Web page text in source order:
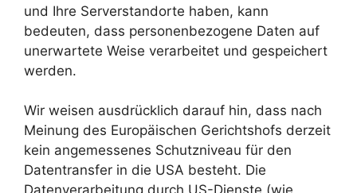
und Ihre Serverstandorte haben, kann
bedeuten, dass personenbezogene Daten auf
unerwartete Weise verarbeitet und gespeichert
werden.
Wir weisen ausdrücklich darauf hin, dass nach
Meinung des Europäischen Gerichtshofs derzeit
kein angemessenes Schutzniveau für den
Datentransfer in die USA besteht. Die
Datenverarbeitung durch US-Dienste (wie